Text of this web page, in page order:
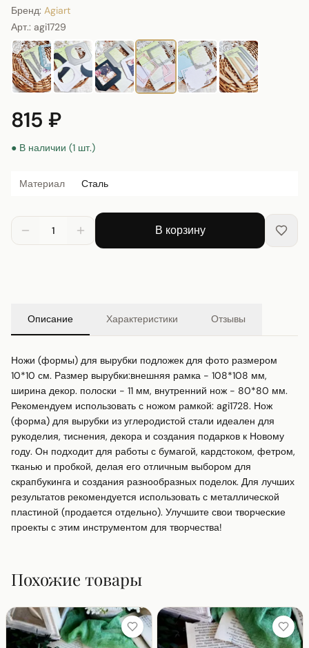
Бренд: Agiart
Арт.: agi1729
815 ₽
● В наличии (1 шт.)
Материал Сталь
1 В корзину
Описание Характеристики Отзывы
Ножи (формы) для вырубки подложек для фото размером
10*10 см. Размер вырубки:внешняя рамка - 108*108 мм,
ширина декор. полоски - 11 мм, внутренний нож - 80*80 мм.
Рекомендуем использовать с ножом рамкой: agi1728. Нож
(форма) для вырубки из углеродистой стали идеален для
рукоделия, тиснения, декора и создания подарков к Новому
году. Он подходит для работы с бумагой, кардстоком, фетром,
тканью и пробкой, делая его отличным выбором для
скрапбукинга и создания разнообразных поделок. Для лучших
результатов рекомендуется использовать с металлической
пластиной (продается отдельно). Улучшите свои творческие
проекты с этим инструментом для творчества!
Похожие товары